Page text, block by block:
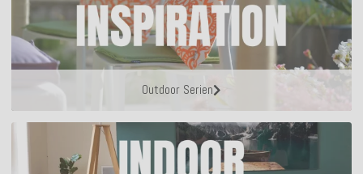
Outdoor Serien